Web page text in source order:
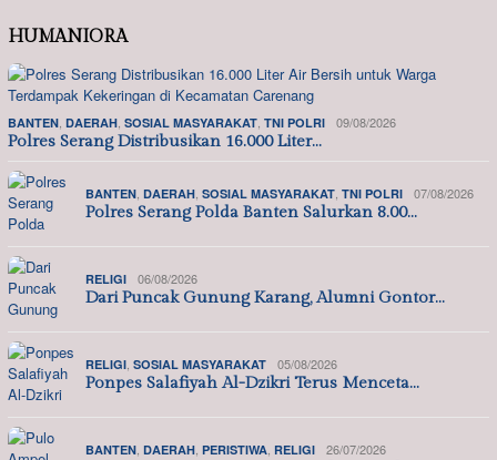
HUMANIORA
BANTEN DAERAH SOSIAL MASYARAKAT TNI POLRI 09/08/2026
Polres Serang Distribusikan 16.000 Liter…
BANTEN DAERAH SOSIAL MASYARAKAT TNI POLRI 07/08/2026
Polres Serang Polda Banten Salurkan 8.00…
RELIGI 06/08/2026
Dari Puncak Gunung Karang, Alumni Gontor…
RELIGI SOSIAL MASYARAKAT 05/08/2026
Ponpes Salafiyah Al-Dzikri Terus Menceta…
BANTEN DAERAH PERISTIWA RELIGI 26/07/2026